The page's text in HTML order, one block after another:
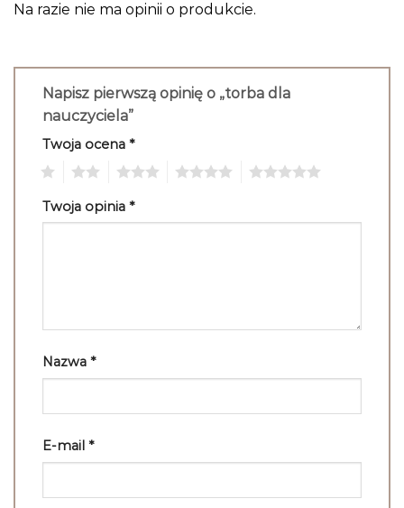
Na razie nie ma opinii o produkcie.
Napisz pierwszą opinię o „torba dla
nauczyciela”
Twoja ocena *
Twoja opinia *
Nazwa *
E-mail *